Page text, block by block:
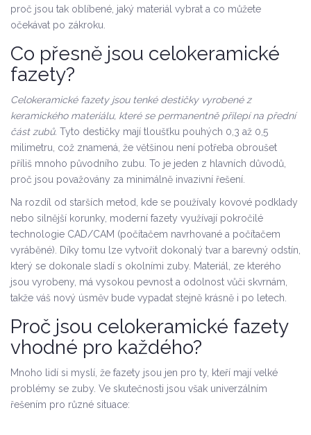
proč jsou tak oblíbené, jaký materiál vybrat a co můžete
očekávat po zákroku.
Co přesně jsou celokeramické
fazety?
Celokeramické fazety jsou tenké destičky vyrobené z
keramického materiálu, které se permanentně přilepí na přední
část zubů. Tyto destičky mají tloušťku pouhých 0,3 až 0,5
milimetru, což znamená, že většinou není potřeba obroušet
příliš mnoho původního zubu. To je jeden z hlavních důvodů,
proč jsou považovány za minimálně invazivní řešení.
Na rozdíl od starších metod, kde se používaly kovové podklady
nebo silnější korunky, moderní fazety využívají pokročilé
technologie CAD/CAM (počítačem navrhované a počítačem
vyráběné). Díky tomu lze vytvořit dokonalý tvar a barevný odstín,
který se dokonale sladí s okolními zuby. Materiál, ze kterého
jsou vyrobeny, má vysokou pevnost a odolnost vůči skvrnám,
takže váš nový úsměv bude vypadat stejně krásně i po letech.
Proč jsou celokeramické fazety
vhodné pro každého?
Mnoho lidí si myslí, že fazety jsou jen pro ty, kteří mají velké
problémy se zuby. Ve skutečnosti jsou však univerzálním
řešením pro různé situace: